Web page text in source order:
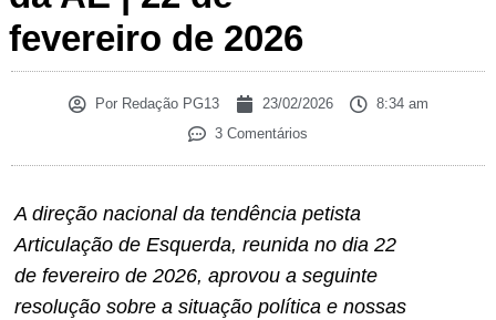
fevereiro de 2026
PorRedação PG13 23/02/2026
8:34 am
3 Comentários
A direção nacional da tendência petista
Articulação de Esquerda, reunida no dia 22
de fevereiro de 2026, aprovou a seguinte
resolução sobre a situação política e nossas